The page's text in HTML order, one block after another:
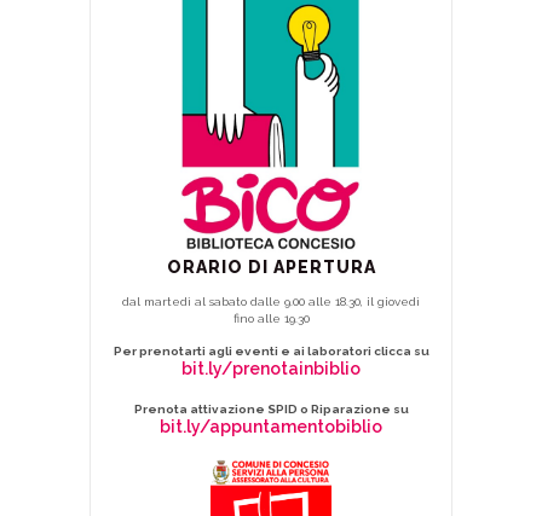
ORARIO DI APERTURA
dal martedì al sabato dalle 9.00 alle 18.30, il giovedì
fino alle 19.30
Per prenotarti agli eventi e ai laboratori clicca su
bit.ly/prenotainbiblio
Prenota attivazione SPID o Riparazione su
bit.ly/appuntamentobiblio